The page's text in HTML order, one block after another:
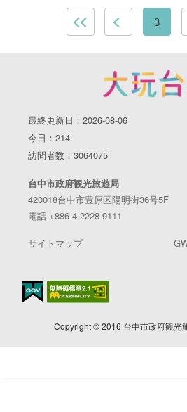
3
最終更新日：2026-08-06
今日：214
訪問者数：3064075
台中市政府観光旅遊局
420018台中市豊原区陽明街36号5F
電話 +886-4-2228-9111
サイトマップ
Copyright © 2016 台中市政府観光